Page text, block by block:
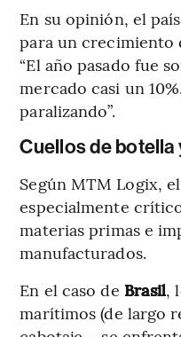
En su opinión, el
para un crecimiento
“El año pasado fue
mercado casi un
paralizando”.
Cuellos de
Según MTM Logix,
especialmente
materias primas e
manufacturados.
En el caso de Brasil,
marítimos (de largo